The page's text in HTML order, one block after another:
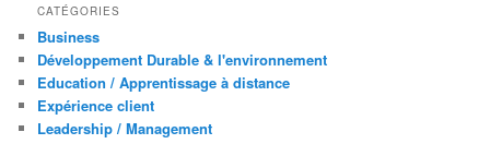
CATÉGORIES
Business
Développement Durable & l'environnement
Education / Apprentissage à distance
Expérience client
Leadership / Management